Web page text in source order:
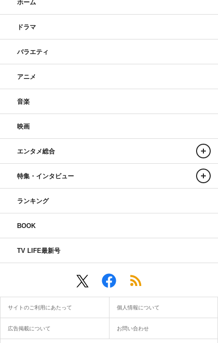
ホーム
ドラマ
バラエティ
アニメ
音楽
映画
エンタメ総合
特集・インタビュー
ランキング
BOOK
TV LIFE最新号
サイトのご利用にあたって 個人情報について
広告掲載について お問い合わせ